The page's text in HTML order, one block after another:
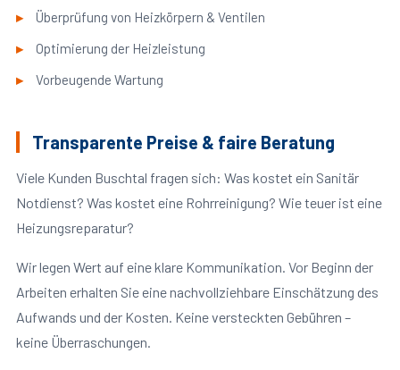
Überprüfung von Heizkörpern & Ventilen
Optimierung der Heizleistung
Vorbeugende Wartung
Transparente Preise & faire Beratung
Viele Kunden Buschtal fragen sich: Was kostet ein Sanitär
Notdienst? Was kostet eine Rohrreinigung? Wie teuer ist eine
Heizungsreparatur?
Wir legen Wert auf eine klare Kommunikation. Vor Beginn der
Arbeiten erhalten Sie eine nachvollziehbare Einschätzung des
Aufwands und der Kosten. Keine versteckten Gebühren –
keine Überraschungen.